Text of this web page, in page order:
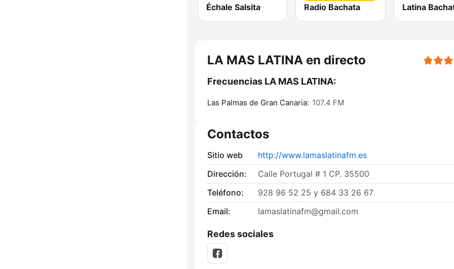
Échale Salsita Radio Bachata Latina
LA MAS LATINA en directo
Frecuencias LA MAS LATINA:
Las Palmas de Gran Canaria: 107.4 FM
Contactos
Sitio web
http://www.lamaslatinafm.es
Dirección:
Calle Portugal # 1 CP. 35500
Teléfono:
928 96 52 25 y 684 33 26 67
Email:
lamaslatinafm@gmail.com
Redes sociales